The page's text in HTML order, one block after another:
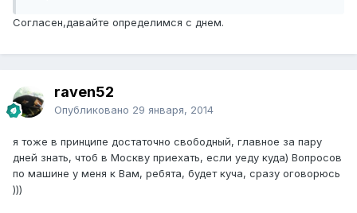
Согласен,давайте определимся с днем.
raven52
Опубликовано 29 января, 2014
я тоже в принципе достаточно свободный, главное за пару
дней знать, чтоб в Москву приехать, если уеду куда) Вопросов
по машине у меня к Вам, ребята, будет куча, сразу оговорюсь
)))